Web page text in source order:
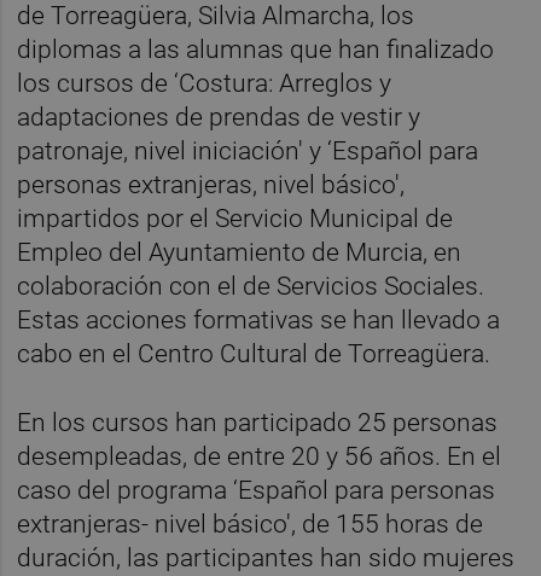
de Torreagüera, Silvia Almarcha, los
diplomas a las alumnas que han finalizado
los cursos de ‘Costura: Arreglos y
adaptaciones de prendas de vestir y
patronaje, nivel iniciación' y ‘Español para
personas extranjeras, nivel básico',
impartidos por el Servicio Municipal de
Empleo del Ayuntamiento de Murcia, en
colaboración con el de Servicios Sociales.
Estas acciones formativas se han llevado a
cabo en el Centro Cultural de Torreagüera.
En los cursos han participado 25 personas
desempleadas, de entre 20 y 56 años. En el
caso del programa ‘Español para personas
extranjeras- nivel básico', de 155 horas de
duración, las participantes han sido mujeres